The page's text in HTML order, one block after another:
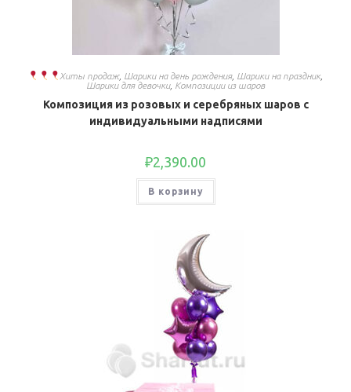
Хиты продаж, Шарики на день рождения, Шарики на праздник,
Шарики для девочки, Композиции из шаров
Композиция из розовых и серебряных шаров с
индивидуальными надписями
₽2,390.00
В корзину